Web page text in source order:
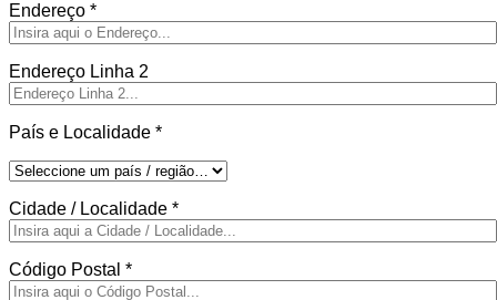
Endereço *
Endereço Linha 2
País e Localidade *
Cidade / Localidade *
Código Postal *